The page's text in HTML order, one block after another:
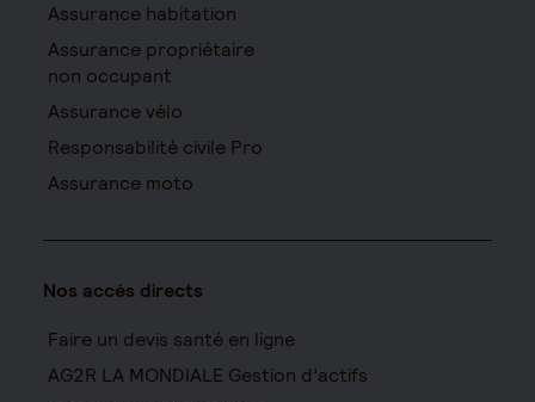
Assurance habitation
Assurance propriétaire
non occupant
Assurance vélo
Responsabilité civile Pro
Assurance moto
Nos accès directs
Faire un devis santé en ligne
AG2R LA MONDIALE Gestion d’actifs